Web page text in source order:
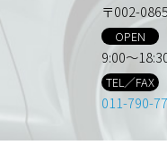
〒002-
OPEN
9:00～
TEL／FAX
011-790-